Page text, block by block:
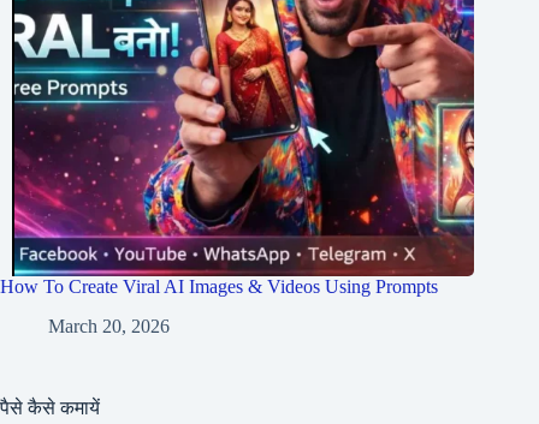
How To Create Viral AI Images & Videos Using Prompts
March 20, 2026
पैसे कैसे कमायें